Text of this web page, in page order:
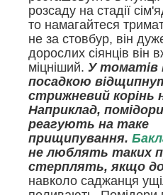
розсаду на стадії
то намагайтеся
не за стовбур, він
дорослих сіянців він
міцніший. У томатів
посадкою
стрижневий корінь
Наприклад,
реагують на таке
прищипування.
не люблять таких
стерплять, якщо
навколо саджанця